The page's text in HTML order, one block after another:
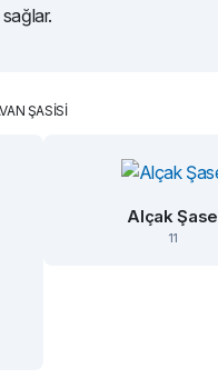
ŞASİSİ
Alçak Şase
11